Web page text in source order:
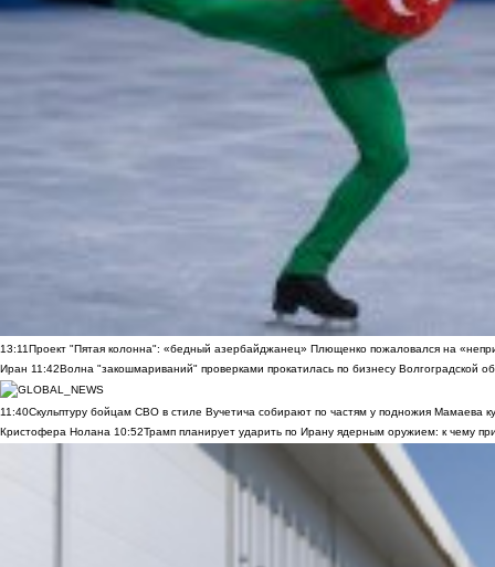
13:11Проект "Пятая колонна": «бедный азербайджанец» Плющенко пожаловался на
Иран 11:42Волна "закошмариваний" проверками прокатилась по бизнесу Волгоградской
11:40Скульптуру бойцам СВО в стиле Вучетича собирают по частям у подножия Мамаева
Кристофера Нолана 10:52Трамп планирует ударить по Ирану ядерным оружием: к чему